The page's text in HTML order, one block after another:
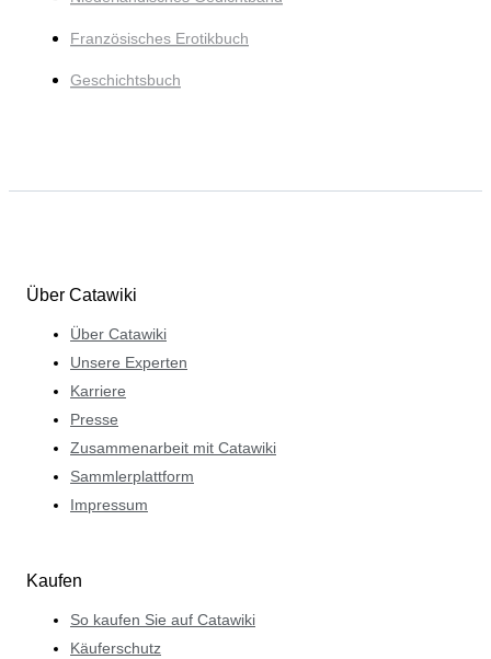
Französisches Erotikbuch
Geschichtsbuch
Über Catawiki
Über Catawiki
Unsere Experten
Karriere
Presse
Zusammenarbeit mit Catawiki
Sammlerplattform
Impressum
Kaufen
So kaufen Sie auf Catawiki
Käuferschutz